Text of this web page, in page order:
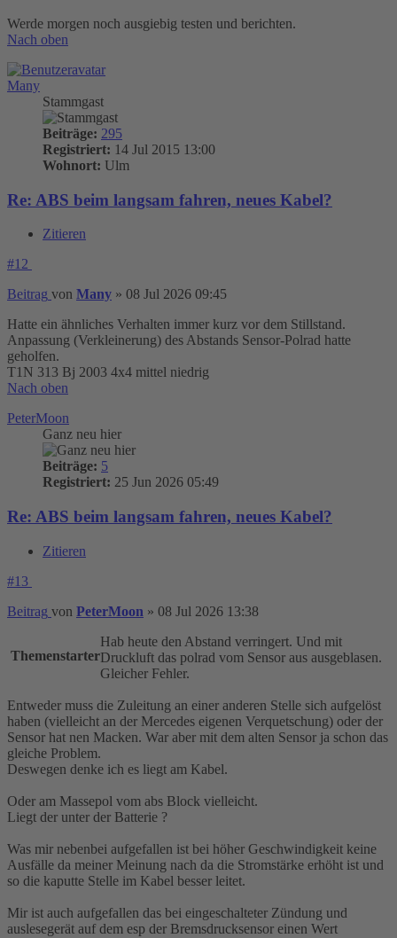
Werde morgen noch ausgiebig testen und berichten.
Nach oben
Many
Stammgast
Beiträge: 295
Registriert: 14 Jul 2015 13:00
Wohnort: Ulm
Re: ABS beim langsam fahren, neues Kabel?
Zitieren
#12
Beitrag von Many » 08 Jul 2026 09:45
Hatte ein ähnliches Verhalten immer kurz vor dem Stillstand.
Anpassung (Verkleinerung) des Abstands Sensor-Polrad hatte
geholfen.
T1N 313 Bj 2003 4x4 mittel niedrig
Nach oben
PeterMoon
Ganz neu hier
Beiträge: 5
Registriert: 25 Jun 2026 05:49
Re: ABS beim langsam fahren, neues Kabel?
Zitieren
#13
Beitrag von PeterMoon » 08 Jul 2026 13:38
Themenstarter
Hab heute den Abstand verringert. Und mit
Druckluft das polrad vom Sensor aus ausgeblasen.
Gleicher Fehler.
Entweder muss die Zuleitung an einer anderen Stelle sich aufgelöst
haben (vielleicht an der Mercedes eigenen Verquetschung) oder der
Sensor hat nen Macken. War aber mit dem alten Sensor ja schon das
gleiche Problem.
Deswegen denke ich es liegt am Kabel.
Oder am Massepol vom abs Block vielleicht.
Liegt der unter der Batterie ?
Was mir nebenbei aufgefallen ist bei höher Geschwindigkeit keine
Ausfälle da meiner Meinung nach da die Stromstärke erhöht ist und
so die kaputte Stelle im Kabel besser leitet.
Mir ist auch aufgefallen das bei eingeschalteter Zündung und
auslesegerät auf dem esp der Bremsdrucksensor einen Wert